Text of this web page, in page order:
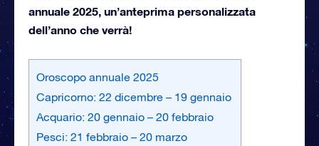
annuale 2025, un’anteprima personalizzata
dell’anno che verrà!
Oroscopo annuale 2025
Capricorno: 22 dicembre – 19 gennaio
Acquario: 20 gennaio – 20 febbraio
Pesci: 21 febbraio – 20 marzo